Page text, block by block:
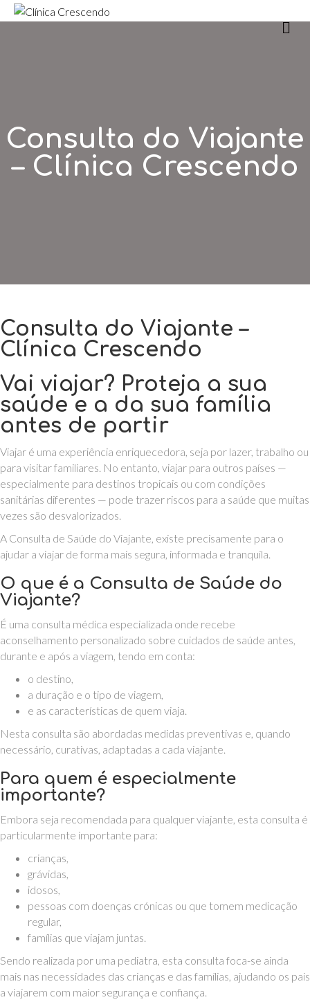
Consulta do Viajante
– Clínica Crescendo
Consulta do Viajante –
Clínica Crescendo
Vai viajar? Proteja a sua
saúde e a da sua família
antes de partir
Viajar é uma experiência enriquecedora, seja por lazer, trabalho ou
para visitar familiares. No entanto, viajar para outros países —
especialmente para destinos tropicais ou com condições
sanitárias diferentes — pode trazer riscos para a saúde que muitas
vezes são desvalorizados.
A Consulta de Saúde do Viajante, existe precisamente para o
ajudar a viajar de forma mais segura, informada e tranquila.
O que é a Consulta de Saúde do
Viajante?
É uma consulta médica especializada onde recebe
aconselhamento personalizado sobre cuidados de saúde antes,
durante e após a viagem, tendo em conta:
o destino,
a duração e o tipo de viagem,
e as características de quem viaja.
Nesta consulta são abordadas medidas preventivas e, quando
necessário, curativas, adaptadas a cada viajante.
Para quem é especialmente
importante?
Embora seja recomendada para qualquer viajante, esta consulta é
particularmente importante para:
crianças,
grávidas,
idosos,
pessoas com doenças crónicas ou que tomem medicação
regular,
famílias que viajam juntas.
Sendo realizada por uma pediatra, esta consulta foca-se ainda
mais nas necessidades das crianças e das famílias, ajudando os pais
a viajarem com maior segurança e confiança.